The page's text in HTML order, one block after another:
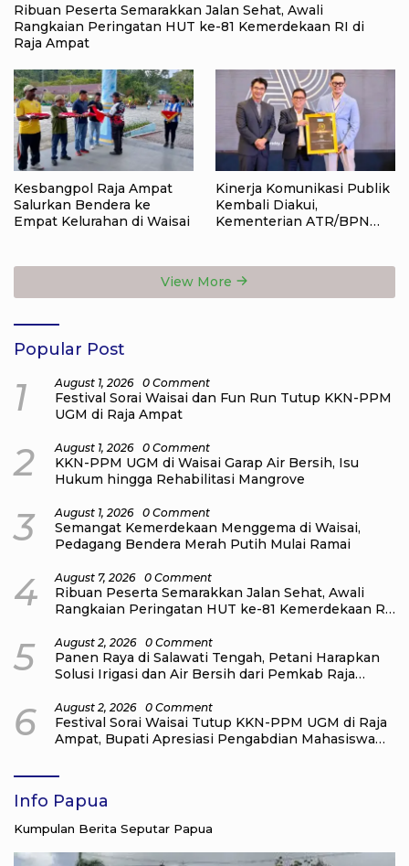
Ribuan Peserta Semarakkan Jalan Sehat, Awali
Rangkaian Peringatan HUT ke-81 Kemerdekaan RI di
Raja Ampat
Kesbangpol Raja Ampat
Salurkan Bendera ke
Empat Kelurahan di Waisai
Kinerja Komunikasi Publik
Kembali Diakui,
Kementerian ATR/BPN
View More
Popular Post
1 August 1, 2026 0 Comment
Festival Sorai Waisai dan Fun Run Tutup KKN-PPM
UGM di Raja Ampat
2 August 1, 2026 0 Comment
KKN-PPM UGM di Waisai Garap Air Bersih, Isu
Hukum hingga Rehabilitasi Mangrove
3 August 1, 2026 0 Comment
Semangat Kemerdekaan Menggema di Waisai,
Pedagang Bendera Merah Putih Mulai Ramai
4 August 7, 2026 0 Comment
Ribuan Peserta Semarakkan Jalan Sehat, Awali
Rangkaian Peringatan HUT ke-81 Kemerdekaan RI
5 August 2, 2026 0 Comment
Panen Raya di Salawati Tengah, Petani Harapkan
Solusi Irigasi dan Air Bersih dari Pemkab Raja
6 August 2, 2026 0 Comment
Festival Sorai Waisai Tutup KKN-PPM UGM di Raja
Ampat, Bupati Apresiasi Pengabdian Mahasiswa
Info Papua
Kumpulan Berita Seputar Papua